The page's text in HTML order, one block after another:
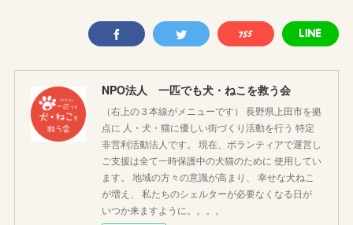
NPO法人 一匹でも犬・ねこを救う会
（右上の３本線がメニューです） 長野県上田市を拠
点に 人・犬・猫に優しい街づくり活動を行う 特定
非営利活動法人です。 現在、ボランティアで運営し
ご支援は全て一時保護中の犬猫のために 使用してい
ます。 地域の方々の意識が高まり、 幸せな犬ねこ
が増え、 私たちのシェルターが必要なくなる日が
いつか来ますように。。。。